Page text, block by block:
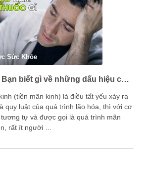
Sức Khỏe
Mãn dục nam – Bạn biết gì về những dấu hiệu của nam giới trong giai đoạn này?
(tiền mãn kinh) là điều tất yếu xảy ra
quy luật của quá trình lão hóa, thì với cơ
tự và được gọi là quá trình mãn
rất ít người …